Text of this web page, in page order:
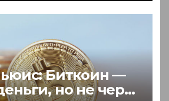
Биткоин —
но не через